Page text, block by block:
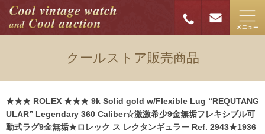
クールストア販売商品
★★★ ROLEX ★★★ 9k Solid gold w/Flexible Lug “REQUTANG
ULAR” Legendary 360 Caliber☆激激希少9金無垢フレキシブル可
動式ラグ9金無垢★ロレック ス レクタンギュラー Ref. 2943★1936